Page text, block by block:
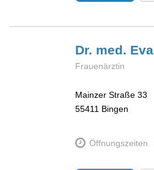
Dr. med. Eva
Frauenärztin
Mainzer Straße 33
55411 Bingen
Öffnungszeiten